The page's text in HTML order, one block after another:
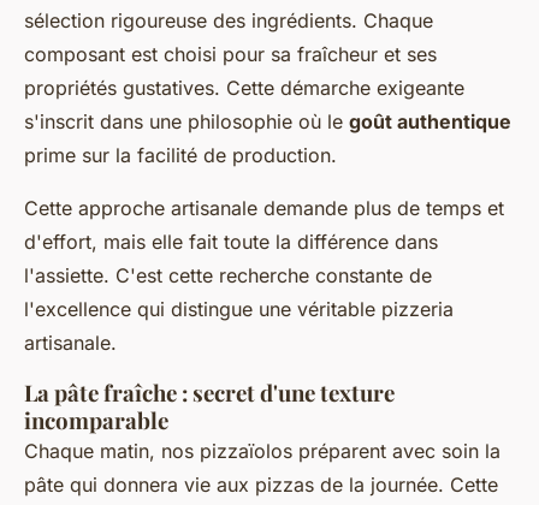
sélection rigoureuse des ingrédients. Chaque
composant est choisi pour sa fraîcheur et ses
propriétés gustatives. Cette démarche exigeante
s'inscrit dans une philosophie où le goût authentique
prime sur la facilité de production.
Cette approche artisanale demande plus de temps et
d'effort, mais elle fait toute la différence dans
l'assiette. C'est cette recherche constante de
l'excellence qui distingue une véritable pizzeria
artisanale.
La pâte fraîche : secret d'une texture
incomparable
Chaque matin, nos pizzaïolos préparent avec soin la
pâte qui donnera vie aux pizzas de la journée. Cette